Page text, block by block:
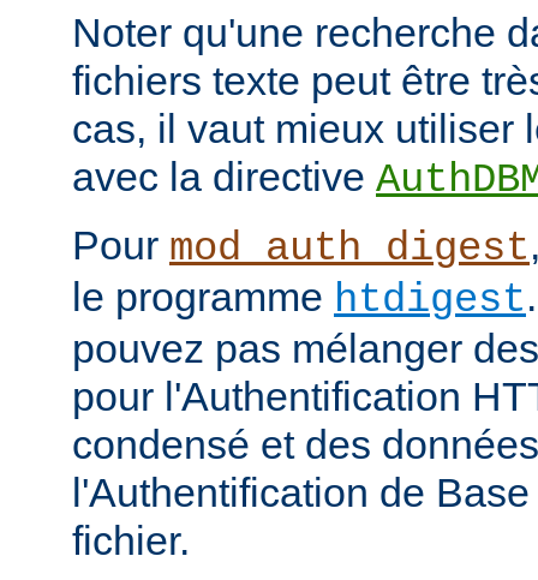
Noter qu'une recherche
fichiers texte peut être
cas, il vaut mieux utiliser
avec la directive
Pour mod_auth_digest
le programme htdigest
pouvez pas mélanger
pour l'Authentification
condensé et des
l'Authentification de
fichier.